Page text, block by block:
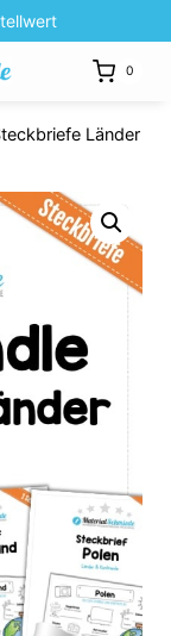
0
Länder